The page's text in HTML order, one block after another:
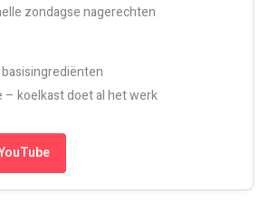
zondagse nagerechten
– koelkast doet al het werk